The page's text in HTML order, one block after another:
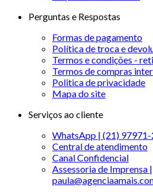
Perguntas e Respostas
Formas de pagamento
Política de troca e
Termos e condições -
Termos de compras
Politica de privacidade
Mapa do site
Serviços ao cliente
WhatsApp | (21) 97971-
Central de atendimento
Canal Confidencial
Assessoria de Imprensa |